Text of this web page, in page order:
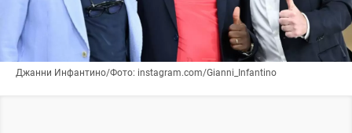
Джанни Инфантино/Фото: instagram.com/Gianni_Infantino